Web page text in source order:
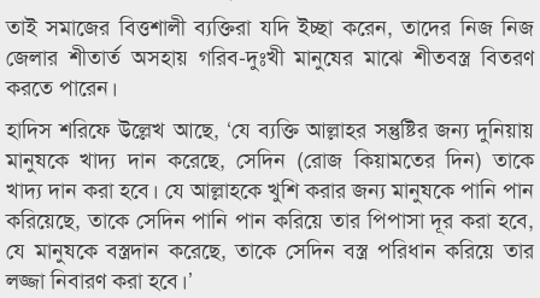
তাই সমাজের বিত্তশালী ব্যক্তিরা যদি ইচ্ছা করেন, তাদের নিজ নিজ
জেলার শীতার্ত অসহায় গরিব-দুঃখী মানুষের মাঝে শীতবস্ত্র বিতরণ
করতে পারেন।
হাদিস শরিফে উল্লেখ আছে, ‘যে ব্যক্তি আল্লাহর সন্তুষ্টির জন্য দুনিয়ায়
মানুষকে খাদ্য দান করেছে, সেদিন (রোজ কিয়ামতের দিন) তাকে
খাদ্য দান করা হবে। যে আল্লাহকে খুশি করার জন্য মানুষকে পানি পান
করিয়েছে, তাকে সেদিন পানি পান করিয়ে তার পিপাসা দূর করা হবে,
যে মানুষকে বস্ত্রদান করেছে, তাকে সেদিন বস্ত্র পরিধান করিয়ে তার
লজ্জা নিবারণ করা হবে।’